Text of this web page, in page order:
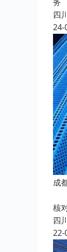
四
24-
成
核
四
22-